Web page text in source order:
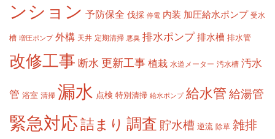
ンション 予防保全 伐採 停電 内装 加圧給水ポンプ 受水
槽 増圧ポンプ 外構 天井 定期清掃 悪臭 排水ポンプ 排水槽 排水管
改修工事 断水 更新工事 植栽 水道メーター 汚水槽 汚水
管 浴室 清掃 漏水 点検 特別清掃 給水ポンプ 給水管 給湯管
緊急対応詰まり 調査 貯水槽 逆流 除草 雑排